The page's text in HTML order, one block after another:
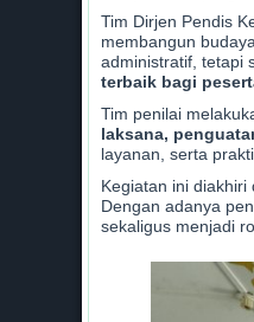
Tim Dirjen Pendis
membangun
administratif, tetapi
terbaik bagi
Tim penilai
laksana,
layanan, serta
Kegiatan ini
Dengan adanya
sekaligus menjadi